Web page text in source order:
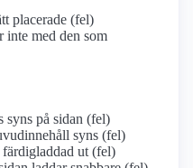
placerade (fel)
inte med den som
syns på sidan (fel)
syns (fel)
ut (fel)